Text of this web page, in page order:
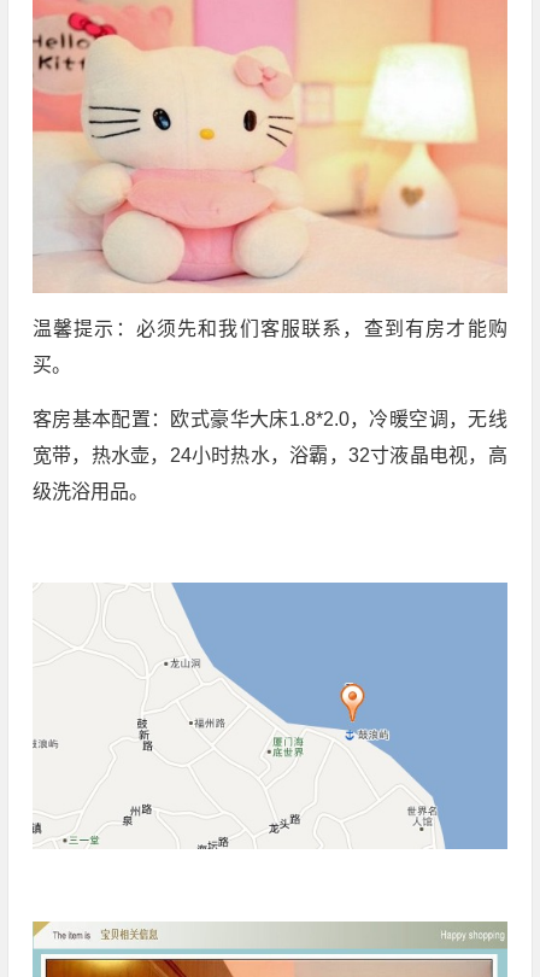
温馨提示：必须先和我们客服联系，查到有房才能购
买。
客房基本配置：欧式豪华大床1.8*2.0，冷暖空调，无线
宽带，热水壶，24小时热水，浴霸，32寸液晶电视，高
级洗浴用品。